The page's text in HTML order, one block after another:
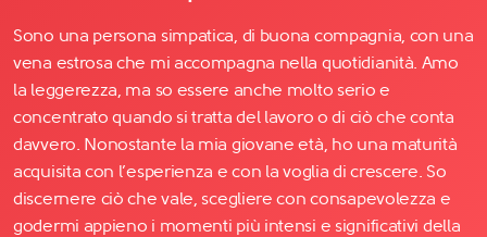
Sono una persona simpatica, di buona compagnia, con una
vena estrosa che mi accompagna nella quotidianità. Amo
la leggerezza, ma so essere anche molto serio e
concentrato quando si tratta del lavoro o di ciò che conta
davvero. Nonostante la mia giovane età, ho una maturità
acquisita con l’esperienza e con la voglia di crescere. So
discernere ciò che vale, scegliere con consapevolezza e
godermi appieno i momenti più intensi e significativi della